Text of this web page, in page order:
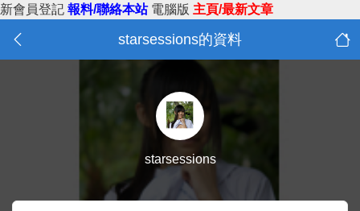
新會員登記 報料/聯絡本站 電腦版 主頁/最新文章
starsessions的資料
starsessions